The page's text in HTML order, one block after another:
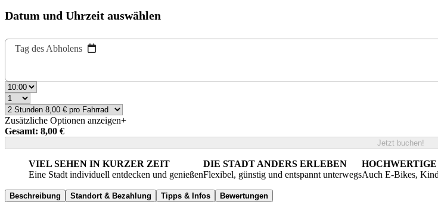
Datum und Uhrzeit auswählen
Tag des Abholens
Zusätzliche Optionen anzeigen+
Gesamt: 8,00 €
Jetzt buchen!
VIEL SEHEN IN KURZER ZEIT
Eine Stadt individuell entdecken und genießen
DIE STADT ANDERS ERLEBEN
Flexibel, günstig und entspannt unterwegsAuch E-Bikes,
Beschreibung Standort & Bezahlung Tipps & Infos Bewertungen